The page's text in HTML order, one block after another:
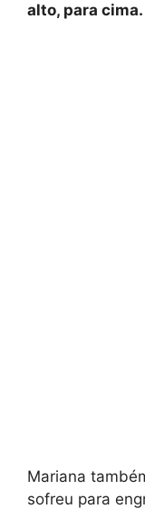
alto, para
Mariana
sofreu para